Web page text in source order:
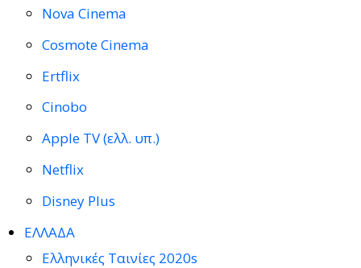
Nova Cinema
Cosmote Cinema
Ertflix
Cinobo
Apple TV (ελλ. υπ.)
Netflix
Disney Plus
ΕΛΛΑΔΑ
Ελληνικές Ταινίες 2020s